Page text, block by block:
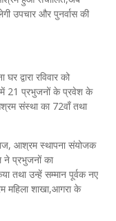
उपचार और पुनर्वास की
द्वारा रविवार को
21 प्रभुजनों के प्रवेश के
संस्था का 72वाँ तथा
आश्रम स्थापना संयोजक
ने प्रभुजनों का
तथा उन्हें सम्मान पूर्वक नए
महिला शाखा,आगरा के